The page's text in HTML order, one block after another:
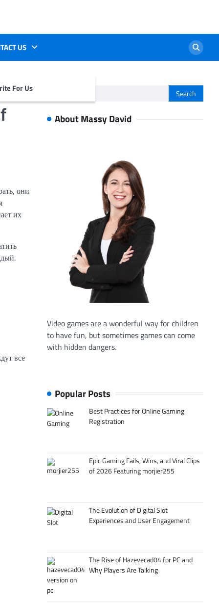
US
For Us
они
их
все
for:
About Massy David
Video games are a wonderful way for children
to have fun, but sometimes games can come
with hidden dangers.
Popular Posts
Best Practices for Online Gaming
Registration
Epic Gaming Fails, Wins, and Viral Clips
of 2026 Featuring morjier255
The Evolution of Digital Slot
Experiences and User Engagement
The Rise of Hazevecad04 for PC and
Why Players Are Talking